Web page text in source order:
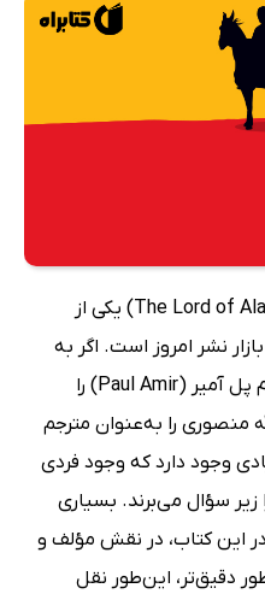
کتاب صوتی خداوند الموت (The Lord of Alamut) یکی از
نشر امروز است. اگر به
شناسنامه‌ی کتاب رجوع کنید، نام پل آمیر (Paul Amir) را
منصوری را به‌عنوان مترجم
وجود دارد که وجود فردی
زیر سؤال می‌برند. بسیاری
این کتاب، در نقش مؤلف و
دقیق‌تر، این‌طور نقل